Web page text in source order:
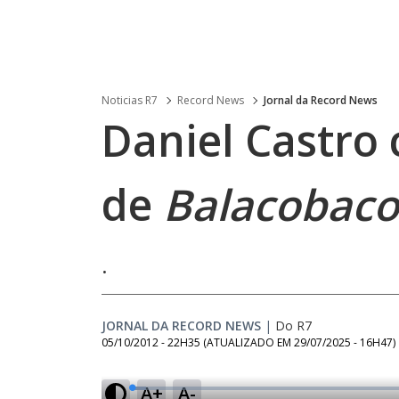
Noticias R7 Record News Jornal da Record News
Daniel Castro
de Balacobaco
.
JORNAL DA RECORD NEWS | Do R7
05/10/2012 - 22H35 (ATUALIZADO EM 29/07/2025 - 16H47)
A+ A-
L